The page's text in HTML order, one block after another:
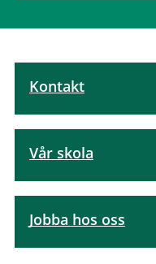
Kontakt
Vår skola
Jobba hos oss